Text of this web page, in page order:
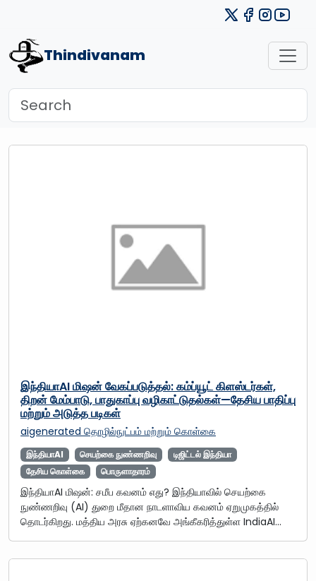
Thindivanam
இந்தியாAI மிஷன் வேகப்படுத்தல்: கம்ப்யூட் கிளஸ்டர்கள்,
திறன் மேம்பாடு, பாதுகாப்பு வழிகாட்டுதல்கள்—தேசிய பாதிப்பு
மற்றும் அடுத்த படிகள்
aigenerated தொழில்நுட்பம் மற்றும் கொள்கை
இந்தியாAI செயற்கை நுண்ணறிவு
டிஜிட்டல் இந்தியா
தேசிய கொள்கை
பொருளாதாரம்
இந்தியாAI மிஷன்: சமீப கவனம் எது? இந்தியாவில் செயற்கை
நுண்ணறிவு (AI) துறை மீதான நாடளாவிய கவனம் ஏறுமுகத்தில்
தொடர்கிறது. மத்திய அரசு ஏற்கனவே அங்கீகரித்துள்ள IndiaAI…